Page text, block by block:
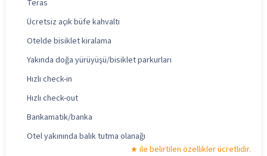
Teras
Ücretsiz açık büfe kahvaltı
Otelde bisiklet kiralama
Yakında doğa yürüyüşü/bisiklet parkurları
Hızlı check-in
Hızlı check-out
Bankamatik/banka
Otel yakınında balık tutma olanağı
ile belirtilen özellikler ücretlidir.